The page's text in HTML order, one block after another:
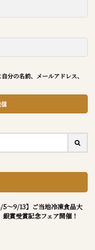
分の名前、メールアドレス、
5～9/13】ご当地冷凍食品大
賞受賞記念フェア開催！